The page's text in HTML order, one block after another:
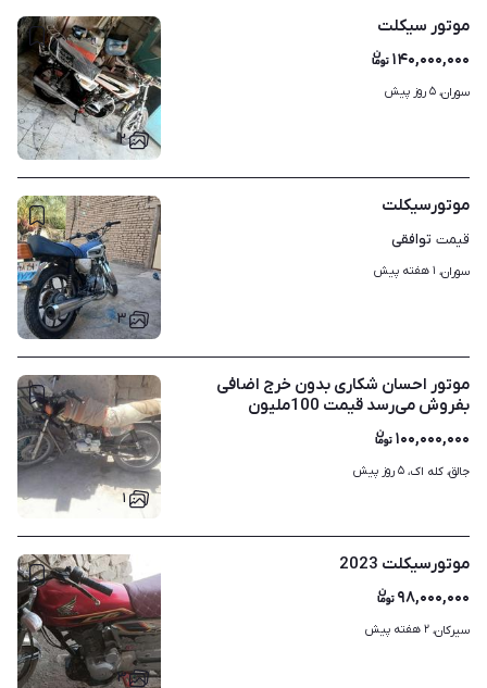
۲
موتور سیکلت
۱۴۰,۰۰۰,۰۰۰
سوران، ۵ روز پیش
۳
موتورسیکلت
قیمت توافقی
سوران، ۱ هفته پیش
۱
موتور احسان شکاری بدون خرج اضافی
بفروش می‌رسد قیمت 100ملیون
۱۰۰,۰۰۰,۰۰۰
جالق، کله اک، ۵ روز پیش
۳
موتورسیکلت 2023
۹۸,۰۰۰,۰۰۰
سیرکان، ۲ هفته پیش